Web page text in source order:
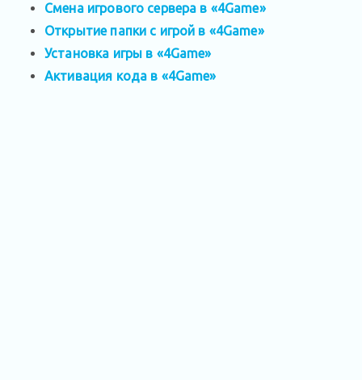
Смена игрового сервера в «4Game»
Открытие папки с игрой в «4Game»
Установка игры в «4Game»
Активация кода в «4Game»